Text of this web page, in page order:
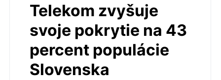
Telekom zvyšuje
svoje pokrytie na 43
percent populácie
Slovenska